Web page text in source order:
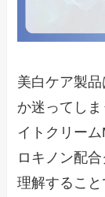
美白ケア製
か迷ってし
イトクリー
ロキノン配
理解すること